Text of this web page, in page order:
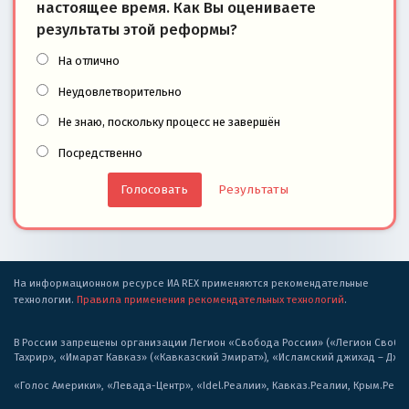
настоящее время. Как Вы оцениваете
результаты этой реформы?
На отлично
Неудовлетворительно
Не знаю, поскольку процесс не завершён
Посредственно
Результаты
На информационном ресурсе ИА REX применяются рекомендательные
технологии. Правила применения рекомендательных технологий.
В России запрещены организации Легион «Свобода России» («Легион
Тахрир», «Имарат Кавказ» («Кавказский Эмират»), «Исламский джихад –
«Голос Америки», «Левада-Центр», «Idel.Реалии», Кавказ.Реалии,